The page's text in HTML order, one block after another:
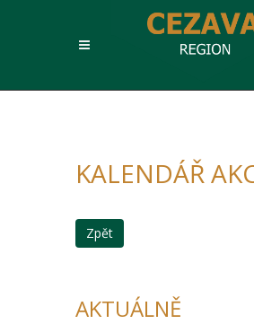
KALENDÁŘ
Zpět
AKTUÁLNĚ